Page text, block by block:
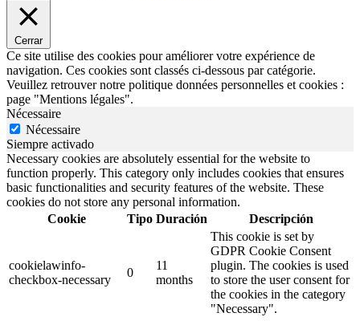
Cerrar
Ce site utilise des cookies pour améliorer votre expérience de
navigation. Ces cookies sont classés ci-dessous par catégorie.
Veuillez retrouver notre politique données personnelles et cookies :
page "Mentions légales".
Nécessaire
Nécessaire
Siempre activado
Necessary cookies are absolutely essential for the website to
function properly. This category only includes cookies that ensures
basic functionalities and security features of the website. These
cookies do not store any personal information.
Cookie
Tipo Duración Descripción
cookielawinfo-
checkbox-necessary
0
11
months
This cookie is set by
GDPR Cookie Consent
plugin. The cookies is used
to store the user consent for
the cookies in the category
"Necessary".